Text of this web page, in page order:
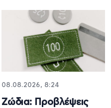
08.08.2026, 8:24
Ζώδια: Προβλέψεις